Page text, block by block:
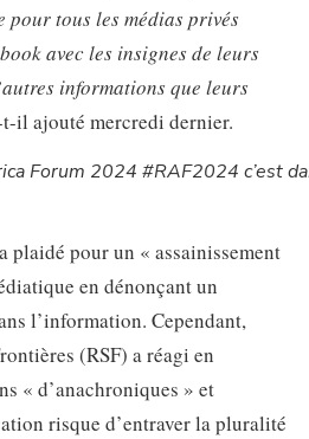
pour tous les médias privés
avec les insignes de leurs
informations que leurs
t-il ajouté mercredi dernier.
Forum 2024 #RAF2024 c’est
plaidé pour un « assainissement
en dénonçant un
l’information. Cependant,
(RSF) a réagi en
« d’anachroniques » et
risque d’entraver la pluralité